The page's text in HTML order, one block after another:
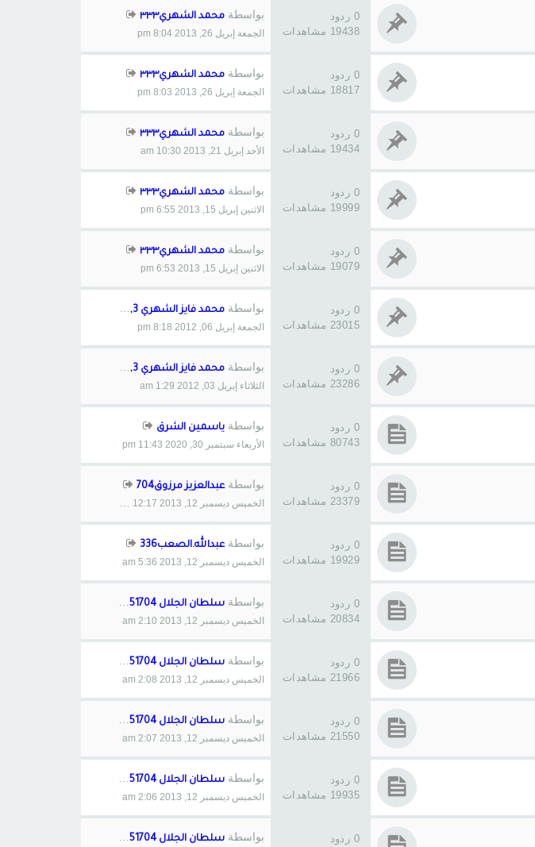
0 ردود
19438 مشاهدات
بواسطة محمد الشهري٣٣٣
الجمعة إبريل 26, 2013 8:04 pm
0 ردود
18817 مشاهدات
بواسطة محمد الشهري٣٣٣
الجمعة إبريل 26, 2013 8:03 pm
0 ردود
19434 مشاهدات
بواسطة محمد الشهري٣٣٣
الأحد إبريل 21, 2013 10:30 am
0 ردود
19999 مشاهدات
بواسطة محمد الشهري٣٣٣
الاثنين إبريل 15, 2013 6:55 pm
0 ردود
19079 مشاهدات
بواسطة محمد الشهري٣٣٣
الاثنين إبريل 15, 2013 6:53 pm
0 ردود
23015 مشاهدات
بواسطة محمد فايز الشهري 1,3
الجمعة إبريل 06, 2012 8:18 pm
0 ردود
23286 مشاهدات
بواسطة محمد فايز الشهري 1,3
الثلاثاء إبريل 03, 2012 1:29 am
0 ردود
80743 مشاهدات
بواسطة ياسمين الشرق
الأربعاء سبتمبر 30, 2020 11:43 pm
0 ردود
23379 مشاهدات
بواسطةعبدالعزيز مرزوق704
الخميس ديسمبر 12, 2013 12:17 pm
0 ردود
19929 مشاهدات
بواسطةعبدالله.الصعب336
الخميس ديسمبر 12, 2013 5:36 am
0 ردود
20834 مشاهدات
بواسطة سلطان الجلال 51704
الخميس ديسمبر 12, 2013 2:10 am
0 ردود
21966 مشاهدات
بواسطة سلطان الجلال 51704
الخميس ديسمبر 12, 2013 2:08 am
0 ردود
21550 مشاهدات
بواسطة سلطان الجلال 51704
الخميس ديسمبر 12, 2013 2:07 am
0 ردود
19935 مشاهدات
بواسطة سلطان الجلال 51704
الخميس ديسمبر 12, 2013 2:06 am
0 ردود
بواسطة سلطان الجلال 51704